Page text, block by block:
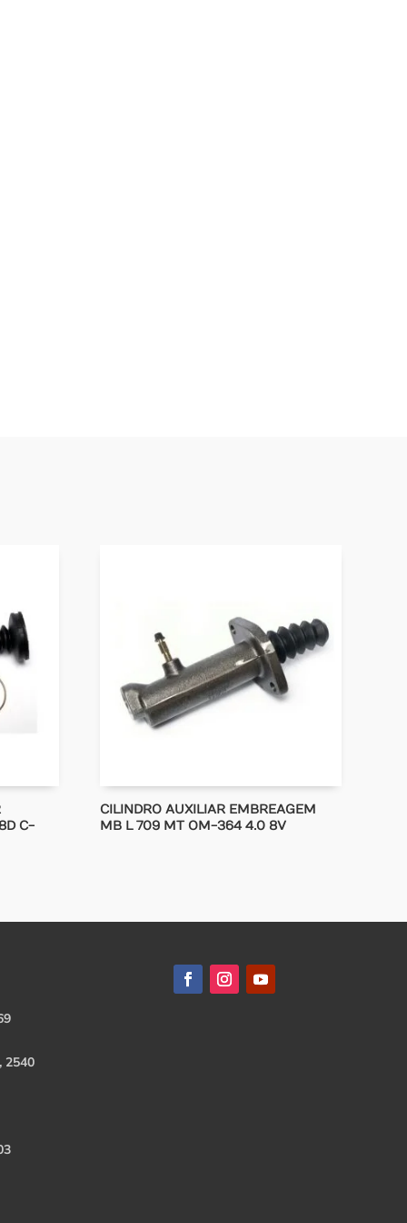
C-
CILINDRO AUXILIAR EMBREAGEM
MB L 709 MT OM-364 4.0 8V
2540